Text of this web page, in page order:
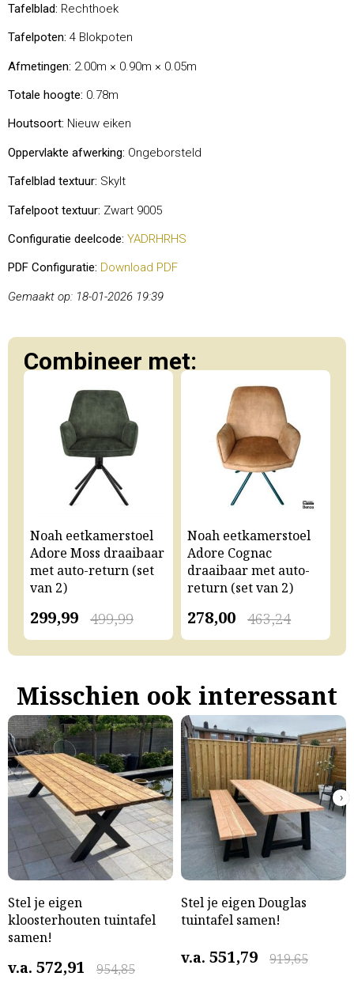
Tafelblad: Rechthoek
Tafelpoten: 4 Blokpoten
Afmetingen: 2.00m × 0.90m × 0.05m
Totale hoogte: 0.78m
Houtsoort: Nieuw eiken
Oppervlakte afwerking: Ongeborsteld
Tafelblad textuur: Skylt
Tafelpoot textuur: Zwart 9005
Configuratie deelcode: YADRHRHS
PDF Configuratie: Download PDF
Gemaakt op: 18-01-2026 19:39
Combineer met:
Noah eetkamerstoel
Adore Moss draaibaar
met auto-return (set
van 2)
499,99
299,99
Noah eetkamerstoel
Adore Cognac
draaibaar met auto-
return (set van 2)
463,24
278,00
Misschien ook interessant
Stel je eigen
kloosterhouten tuintafel
samen!
v.a. 954,85
572,91
Stel je eigen Douglas
tuintafel samen!
v.a. 919,65
551,79
›